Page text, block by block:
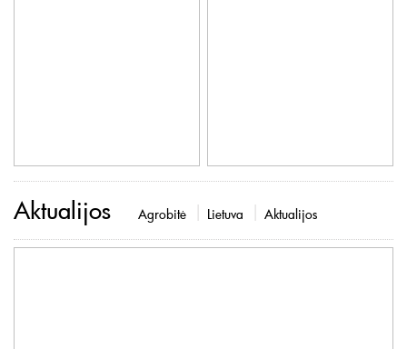
Aktualijos Agrobitė Lietuva Aktualijos